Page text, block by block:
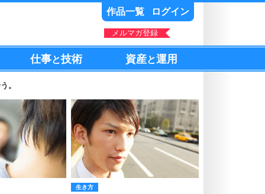
作品一覧 ログイン
メルマガ登録
仕事と技術 資産と運用
。
生き方